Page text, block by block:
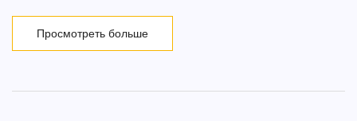
Просмотреть больше